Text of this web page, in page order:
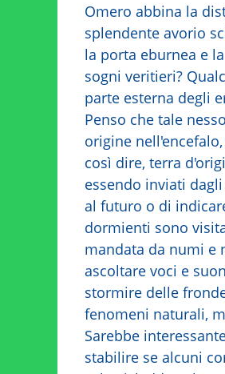
Omero abbina la
splendente avorio
la porta eburnea e
sogni veritieri?
parte esterna degli
Penso che tale
origine
così dire, terra
essendo inviati
al futuro o di
dormienti sono
mandata da numi e
ascoltare voci e
stormire delle
fenomeni naturali,
Sarebbe
stabilire se alcuni